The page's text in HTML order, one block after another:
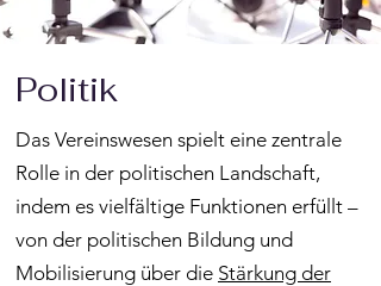
Politik
Das Vereinswesen spielt eine zentrale
Rolle in der politischen Landschaft,
indem es vielfältige Funktionen erfüllt –
von der politischen Bildung und
Mobilisierung über die Stärkung der